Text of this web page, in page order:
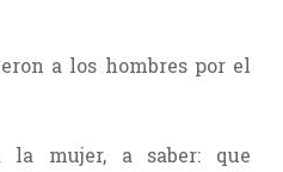
a los hombres por el
mujer, a saber: que